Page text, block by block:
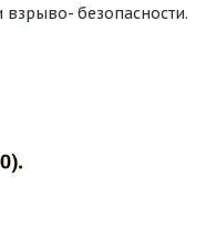
безопасности.